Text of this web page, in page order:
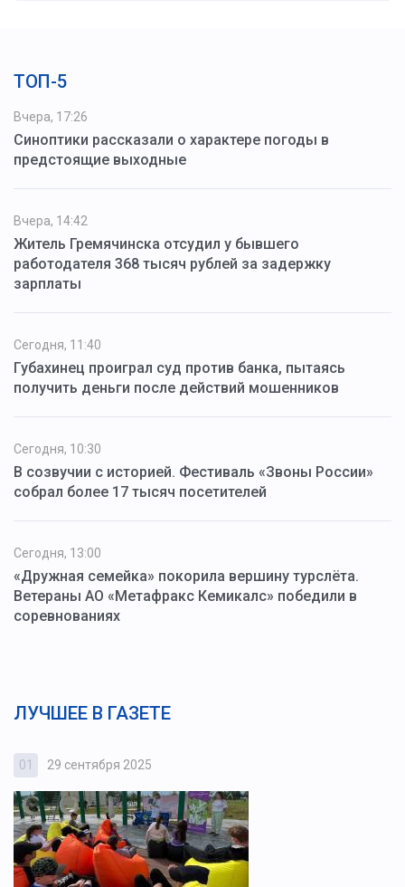
ТОП-5
Вчера, 17:26
Синоптики рассказали о характере погоды в
предстоящие выходные
Вчера, 14:42
Житель Гремячинска отсудил у бывшего
работодателя 368 тысяч рублей за задержку
зарплаты
Сегодня, 11:40
Губахинец проиграл суд против банка, пытаясь
получить деньги после действий мошенников
Сегодня, 10:30
В созвучии с историей. Фестиваль «Звоны России»
собрал более 17 тысяч посетителей
Сегодня, 13:00
«Дружная семейка» покорила вершину турслёта.
Ветераны АО «Метафракс Кемикалс» победили в
соревнованиях
ЛУЧШЕЕ В ГАЗЕТЕ
01 29 сентября 2025